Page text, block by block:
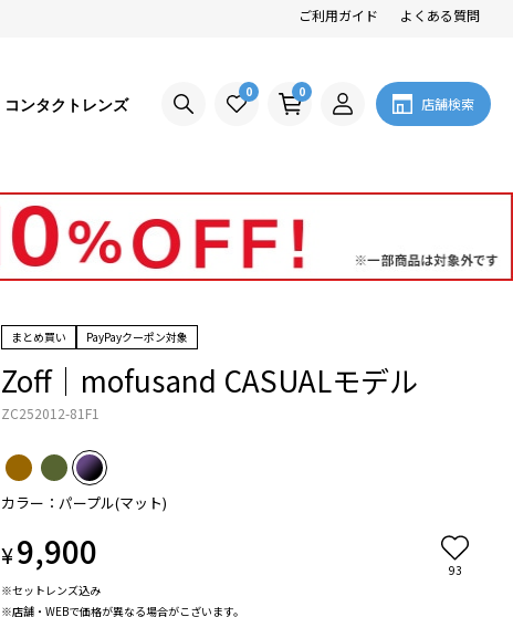
ご利用ガイド よくある質問
コンタクトレンズ
0 0
店舗検索
まとめ買い PayPayクーポン対象
Zoff│mofusand CASUALモデル
ZC252012-81F1
カラー：パープル(マット)
¥9,900 93
※セットレンズ込み
※店舗・WEBで価格が異なる場合がこざいます。